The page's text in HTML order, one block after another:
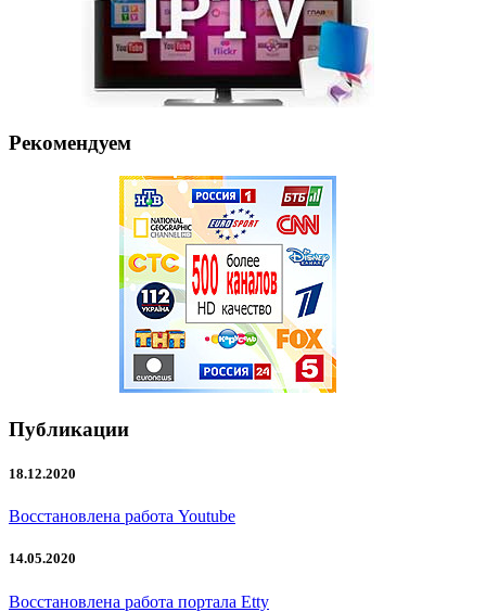
Рекомендуем
Публикации
18.12.2020
Восстановлена работа Youtube
14.05.2020
Восстановлена работа портала Etty